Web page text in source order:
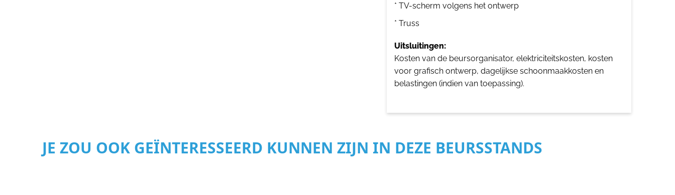
* TV-scherm volgens het ontwerp
* Truss
Uitsluitingen:
Kosten van de beursorganisator, elektriciteitskosten, kosten
voor grafisch ontwerp, dagelijkse schoonmaakkosten en
belastingen (indien van toepassing).
JE ZOU OOK GEÏNTERESSEERD KUNNEN ZIJN IN DEZE BEURSSTANDS